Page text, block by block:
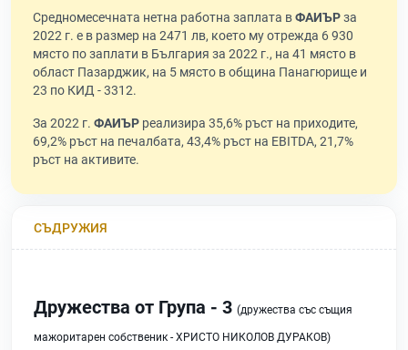
Средномесечната нетна работна заплата вФАИЪРза
2022 г. е в размер на 2471 лв, което му отрежда 6 930
място по заплати в България за 2022 г., на 41 място в
област Пазарджик, на 5 място в община Панагюрище и
23 по КИД - 3312.
За 2022 г. ФАИЪР реализира 35,6% ръст на приходите,
69,2% ръст на печалбата, 43,4% ръст на EBITDA, 21,7%
ръст на активите.
СЪДРУЖИЯ
Дружества от Група - 3 (дружества със същия
мажоритарен собственик - ХРИСТО НИКОЛОВ ДУРАКОВ)